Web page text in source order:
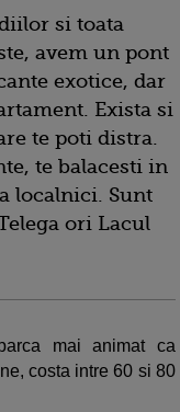
si toata
avem un pont
exotice, dar
Exista si
te poti distra.
te balacesti in
localnici. Sunt
ori Lacul
mai animat ca
costa intre 60 si 80